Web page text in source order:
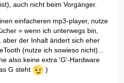
auch nicht beim Vorgänger.
einfacheren mp3-player, nutze
= wenn ich unterwegs bin,
der Inhalt ändert sich eher
(nutze ich sowieso nicht)...
also keine extra 'G'-Hardware
G steht
)